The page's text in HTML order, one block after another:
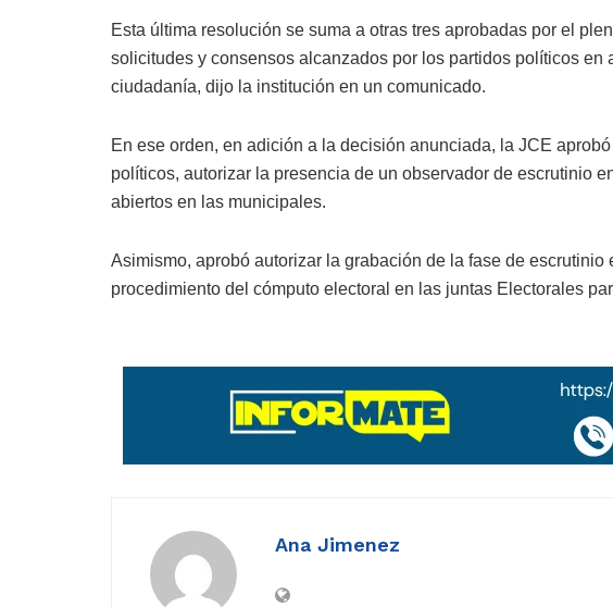
Esta última resolución se suma a otras tres aprobadas por el
solicitudes y consensos alcanzados por los partidos políticos en
ciudadanía, dijo la institución en un comunicado.
En ese orden, en adición a la decisión anunciada, la JCE
políticos, autorizar la presencia de un observador de escrutinio
abiertos en las municipales.
Asimismo, aprobó autorizar la grabación de la fase de escrutinio
procedimiento del cómputo electoral en las juntas Electorales
Ana Jimenez